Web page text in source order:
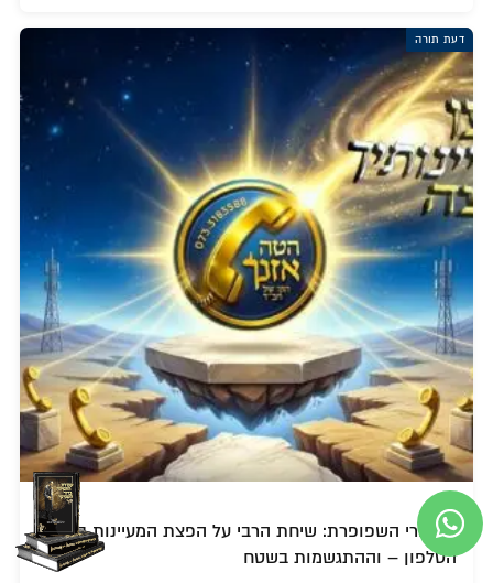
דעת תורה
מאחורי השפופרת: שיחת הרבי על הפצת המעיינות בקו
הטלפון – וההתגשמות בשטח